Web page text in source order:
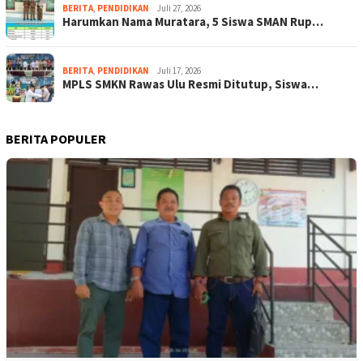
BERITA, PENDIDIKAN Juli 27, 2026
Harumkan Nama Muratara, 5 Siswa SMAN Rup…
BERITA, PENDIDIKAN Juli 17, 2026
MPLS SMKN Rawas Ulu Resmi Ditutup, Siswa…
BERITA POPULER